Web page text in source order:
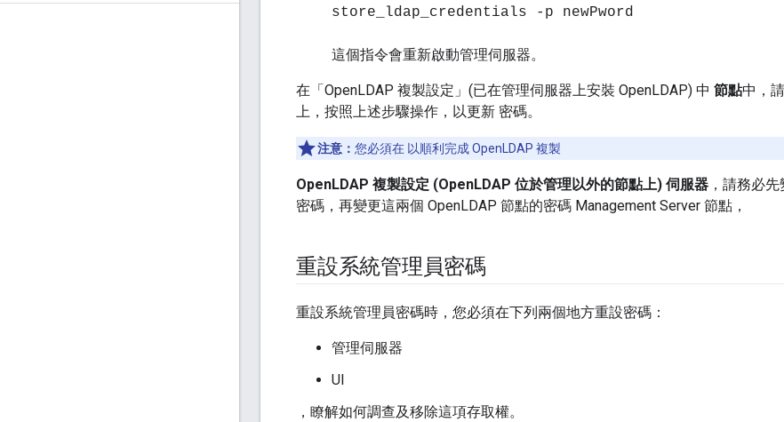
store_ldap_credentials -p newPword
這個指令會重新啟動管理伺服器。
在「OpenLDAP 複製設定」(已在管理伺服器上安裝 OpenLDAP) 中 節點中，
上，按照上述步驟操作，以更新 密碼。
注意： 您必須在 以順利完成 OpenLDAP 複製
OpenLDAP 複製設定 (OpenLDAP 位於管理以外的節點上) 伺服器 ，請務必
密碼，再變更這兩個 OpenLDAP 節點的密碼 Management Server 節點，
重設系統管理員密碼
重設系統管理員密碼時，您必須在下列兩個地方重設密碼：
管理伺服器
UI
，瞭解如何調查及移除這項存取權。